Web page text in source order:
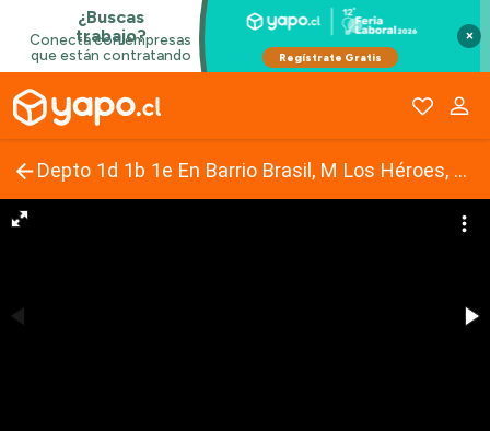
×
Depto 1d 1b 1e En Barrio Brasil, M Los Héroes, Sin Comisión